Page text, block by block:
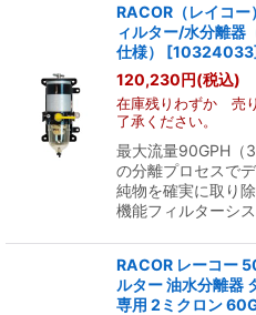
RACOR（レイコー
ィルター/水分離
仕様）
[10324033
120,230円(税込)
在庫残りわずか 売
了承ください。
最大流量90GPH（
の分離プロセスで
純物を確実に取り
機能フィルターシ
RACOR レーコー
ルター 油水分離器
専用 2ミクロン